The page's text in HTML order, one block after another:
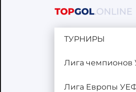
ТУРНИРЫ
Лига
Лига Европы